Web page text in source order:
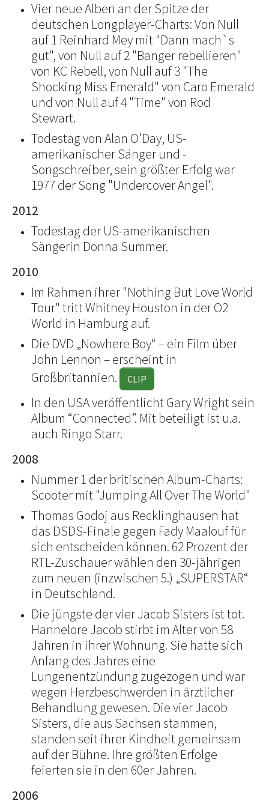
Vier neue Alben an der Spitze der
deutschen Longplayer-Charts: Von Null
auf 1 Reinhard Mey mit "Dann mach`s
gut", von Null auf 2 "Banger rebellieren"
von KC Rebell, von Null auf 3 "The
Shocking Miss Emerald" von Caro Emerald
und von Null auf 4 "Time" von Rod
Stewart.
Todestag von Alan O’Day, US-
amerikanischer Sänger und -
Songschreiber, sein größter Erfolg war
1977 der Song "Undercover Angel".
2012
Todestag der US-amerikanischen
Sängerin Donna Summer.
2010
Im Rahmen ihrer "Nothing But Love World
Tour" tritt Whitney Houston in der O2
World in Hamburg auf.
Die DVD „Nowhere Boy“ – ein Film über
John Lennon – erscheint in
Großbritannien.
CLIP
In den USA veröffentlicht Gary Wright sein
Album “Connected”. Mit beteiligt ist u.a.
auch Ringo Starr.
2008
Nummer 1 der britischen Album-Charts:
Scooter mit "Jumping All Over The World"
Thomas Godoj aus Recklinghausen hat
das DSDS-Finale gegen Fady Maalouf für
sich entscheiden können. 62 Prozent der
RTL-Zuschauer wählen den 30-jährigen
zum neuen (inzwischen 5.) „SUPERSTAR“
in Deutschland.
Die jüngste der vier Jacob Sisters ist tot.
Hannelore Jacob stirbt im Alter von 58
Jahren in ihrer Wohnung. Sie hatte sich
Anfang des Jahres eine
Lungenentzündung zugezogen und war
wegen Herzbeschwerden in ärztlicher
Behandlung gewesen. Die vier Jacob
Sisters, die aus Sachsen stammen,
standen seit ihrer Kindheit gemeinsam
auf der Bühne. Ihre größten Erfolge
feierten sie in den 60er Jahren.
2006